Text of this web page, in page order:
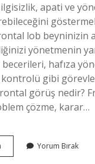
apati ve
lob beyninizin
yönetmenin
hafıza
gibi
görüş nedir?
çözme, karar…
Dilinde
Yorum Bırak